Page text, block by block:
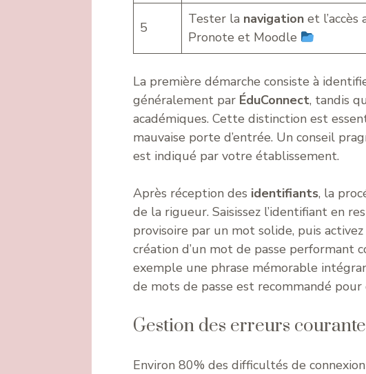
5
Tester la navigationet l’accès
Pronote et Moodle
La première démarche consiste à
généralement par ÉduConnect, tandis
académiques. Cette distinction est
mauvaise porte d’entrée. Un conseil
est indiqué par votre établissement.
Après réception des identifiants, la
de la rigueur. Saisissez l’identifiant en
provisoire par un mot solide, puis
création d’un mot de passe performant
exemple une phrase mémorable
de mots de passe est recommandé
Gestion des erreurs
Environ 80% des difficultés de